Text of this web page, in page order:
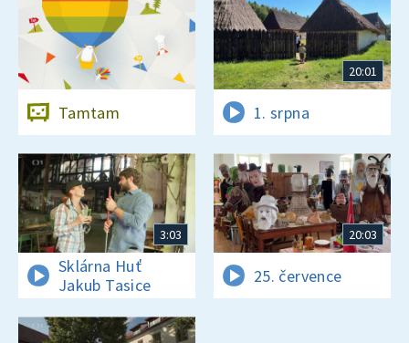
Tamtam
20:01
1. srpna
3:03
Sklárna Huť
Jakub Tasice
20:03
25. července